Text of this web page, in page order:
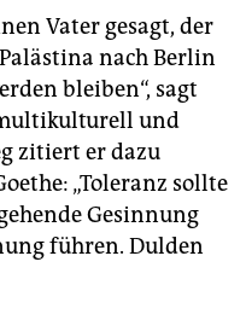
Vater gesagt, der
nach Berlin
bleiben“, sagt
und
zitiert er dazu
„Toleranz sollte
Gesinnung
führen. Dulden